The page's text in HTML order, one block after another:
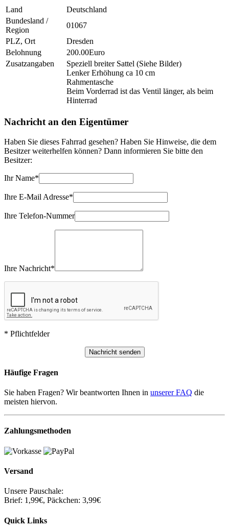
Land
Deutschland
Bundesland /
Region
01067
PLZ, Ort
Dresden
Belohnung
200.00Euro
Zusatzangaben
Speziell breiter Sattel (Siehe Bilder)
Lenker Erhöhung ca 10 cm
Rahmentasche
Beim Vorderrad ist das Ventil länger, als beim
Hinterrad
Nachricht an den Eigentümer
Haben Sie dieses Fahrrad gesehen? Haben Sie Hinweise, die dem
Besitzer weiterhelfen können? Dann informieren Sie bitte den
Besitzer:
Ihr Name*
Ihre E-Mail Adresse*
Ihre Telefon-Nummer
Ihre Nachricht*
* Pflichtfelder
Häufige Fragen
Sie haben Fragen? Wir beantworten Ihnen in unserer FAQ die
meisten hiervon.
Zahlungsmethoden
Versand
Unsere Pauschale:
Brief: 1,99€, Päckchen: 3,99€
Quick Links